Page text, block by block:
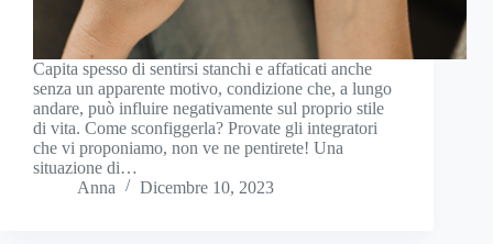
Capita spesso di sentirsi stanchi e affaticati anche
senza un apparente motivo, condizione che, a lungo
andare, può influire negativamente sul proprio stile
di vita. Come sconfiggerla? Provate gli integratori
che vi proponiamo, non ve ne pentirete! Una
situazione di…
Anna
Dicembre 10, 2023